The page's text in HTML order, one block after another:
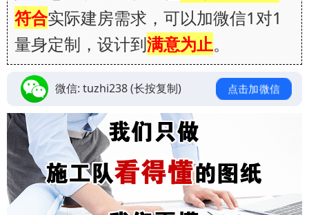
符合实际建房需求，可以加微信1对1
量身定制，设计到满意为止。
微信: tuzhi238(长按复制) 点击加微信